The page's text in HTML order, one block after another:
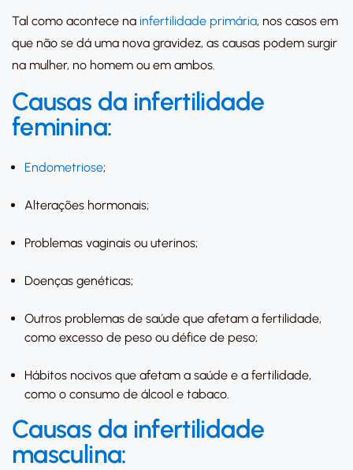
Tal como acontece na infertilidade primária, nos casos em
que não se dá uma nova gravidez, as causas podem surgir
na mulher, no homem ou em ambos.
Causas da infertilidade
feminina:
Endometriose;
Alterações hormonais;
Problemas vaginais ou uterinos;
Doenças genéticas;
Outros problemas de saúde que afetam a fertilidade,
como excesso de peso ou défice de peso;
Hábitos nocivos que afetam a saúde e a fertilidade,
como o consumo de álcool e tabaco.
Causas da infertilidade
masculina: